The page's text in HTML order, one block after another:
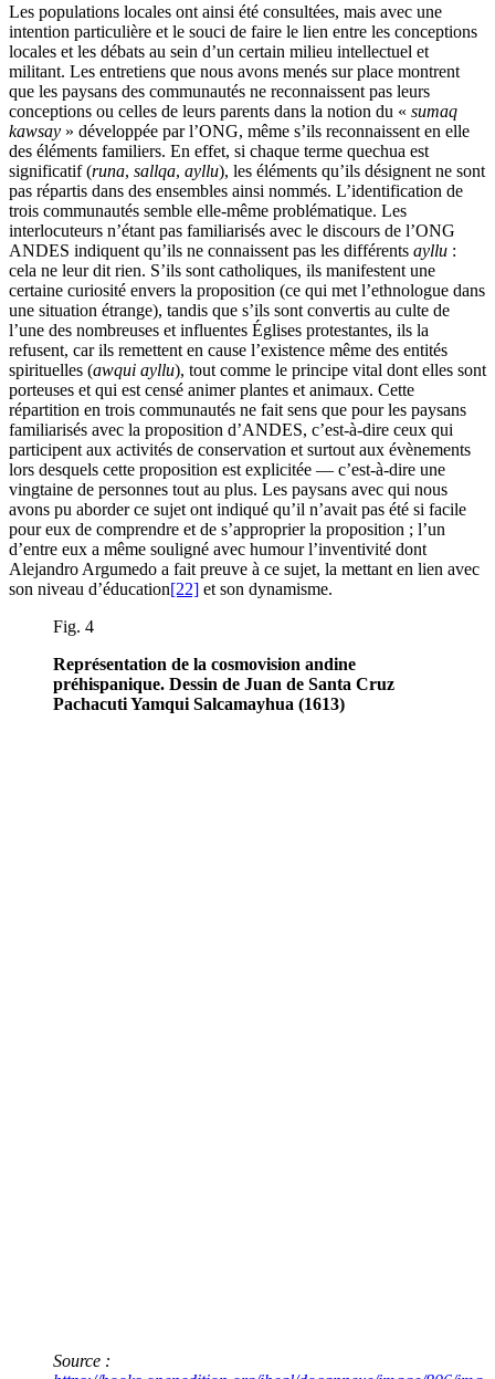
Les populations locales ont ainsi été consultées, mais avec une
intention particulière et le souci de faire le lien entre les conceptions
locales et les débats au sein d’un certain milieu intellectuel et
militant. Les entretiens que nous avons menés sur place montrent
que les paysans des communautés ne reconnaissent pas leurs
conceptions ou celles de leurs parents dans la notion du « sumaq
kawsay » développée par l’ONG, même s’ils reconnaissent en elle
des éléments familiers. En effet, si chaque terme quechua est
significatif (runa, sallqa, ayllu), les éléments qu’ils désignent ne sont
pas répartis dans des ensembles ainsi nommés. L’identification de
trois communautés semble elle-même problématique. Les
interlocuteurs n’étant pas familiarisés avec le discours de l’ONG
ANDES indiquent qu’ils ne connaissent pas les différents ayllu :
cela ne leur dit rien. S’ils sont catholiques, ils manifestent une
certaine curiosité envers la proposition (ce qui met l’ethnologue dans
une situation étrange), tandis que s’ils sont convertis au culte de
l’une des nombreuses et influentes Églises protestantes, ils la
refusent, car ils remettent en cause l’existence même des entités
spirituelles (awqui ayllu), tout comme le principe vital dont elles sont
porteuses et qui est censé animer plantes et animaux. Cette
répartition en trois communautés ne fait sens que pour les paysans
familiarisés avec la proposition d’ANDES, c’est-à-dire ceux qui
participent aux activités de conservation et surtout aux évènements
lors desquels cette proposition est explicitée — c’est-à-dire une
vingtaine de personnes tout au plus. Les paysans avec qui nous
avons pu aborder ce sujet ont indiqué qu’il n’avait pas été si facile
pour eux de comprendre et de s’approprier la proposition ; l’un
d’entre eux a même souligné avec humour l’inventivité dont
Alejandro Argumedo a fait preuve à ce sujet, la mettant en lien avec
son niveau d’éducation[22] et son dynamisme.
Fig. 4
Représentation de la cosmovision andine
préhispanique. Dessin de Juan de Santa Cruz
Pachacuti Yamqui Salcamayhua (1613)
Source :